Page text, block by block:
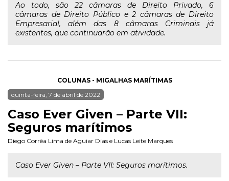
Ao todo, são 22 câmaras de Direito Privado, 6
câmaras de Direito Público e 2 câmaras de Direito
Empresarial, além das 8 câmaras Criminais já
existentes, que continuarão em atividade.
COLUNAS - MIGALHAS MARÍTIMAS
quinta-feira, 7 de abril de 2022
Caso Ever Given – Parte VII:
Seguros marítimos
Diego Corrêa Lima de Aguiar Dias e Lucas Leite Marques
Caso Ever Given – Parte VII: Seguros marítimos.